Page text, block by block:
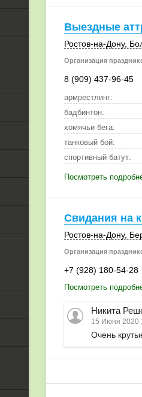
Выездные
Ростов-на-Дону,
Организация
8 (909) 437-96-45
армрестлинг:
бадбинтон:
хомячьи бега:
танковый бой:
спортивный батут:
Посмотреть
Свидания на
Ростов-на-Дону,
Организация
+7 (928) 180-54-28
Посмотреть
Никита
15 Июня 2020
Очень